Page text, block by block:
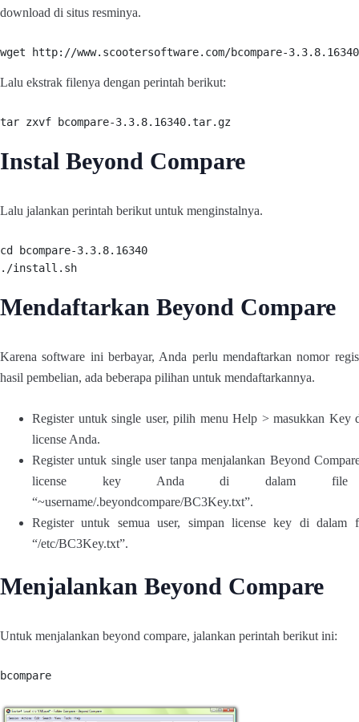
download di situs resminya.
wget http://www.scootersoftware.com/bcompare-
Lalu ekstrak filenya dengan perintah berikut:
tar zxvf bcompare-3.3.8.16340.tar.gz
Instal Beyond Compare
Lalu jalankan perintah berikut untuk menginstalnya.
cd bcompare-3.3.8.16340
./install.sh
Mendaftarkan Beyond Compare
Karena software ini berbayar, Anda perlu mendaftarkan nomor
hasil pembelian, ada beberapa pilihan untuk mendaftarkannya.
Register untuk single user, pilih menu Help > masukkan Key
license Anda.
Register untuk single user tanpa menjalankan Beyond
license key Anda di dalam file
“~username/.beyondcompare/BC3Key.txt”.
Register untuk semua user, simpan license key di dalam
“/etc/BC3Key.txt”.
Menjalankan Beyond Compare
Untuk menjalankan beyond compare, jalankan perintah berikut ini:
bcompare